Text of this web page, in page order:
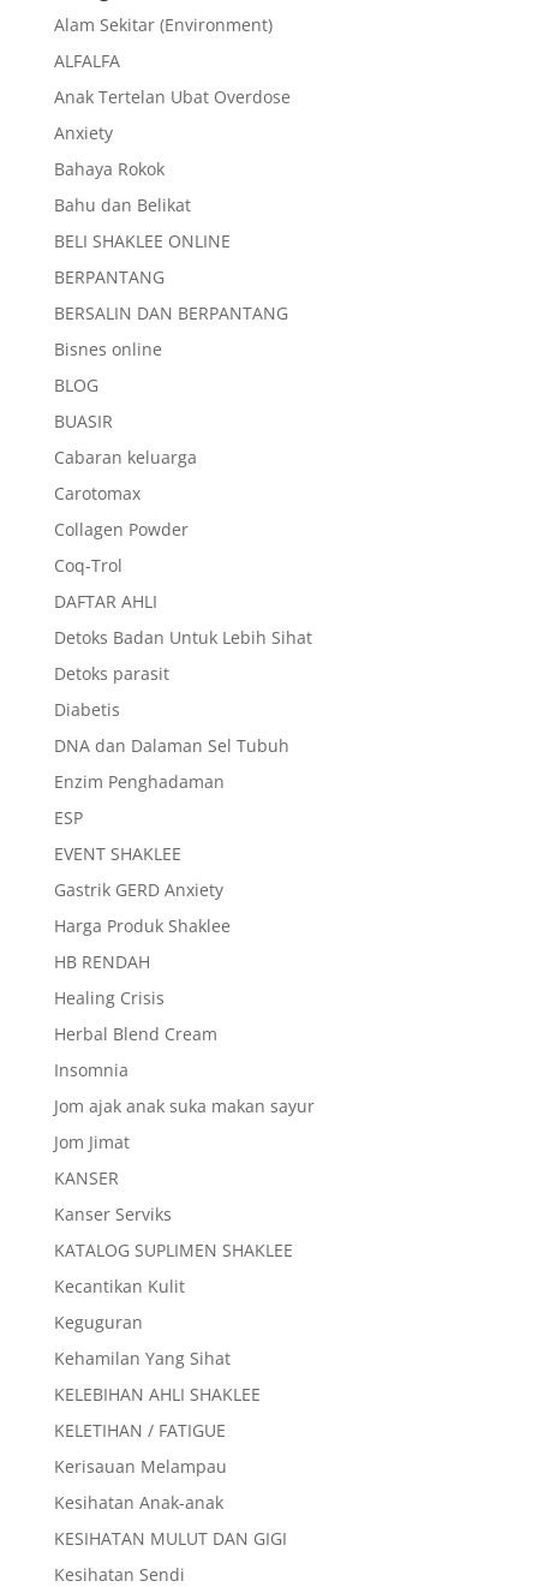
Alam Sekitar (Environment)
ALFALFA
Anak Tertelan Ubat Overdose
Anxiety
Bahaya Rokok
Bahu dan Belikat
BELI SHAKLEE ONLINE
BERPANTANG
BERSALIN DAN BERPANTANG
Bisnes online
BLOG
BUASIR
Cabaran keluarga
Carotomax
Collagen Powder
Coq-Trol
DAFTAR AHLI
Detoks Badan Untuk Lebih Sihat
Detoks parasit
Diabetis
DNA dan Dalaman Sel Tubuh
Enzim Penghadaman
ESP
EVENT SHAKLEE
Gastrik GERD Anxiety
Harga Produk Shaklee
HB RENDAH
Healing Crisis
Herbal Blend Cream
Insomnia
Jom ajak anak suka makan sayur
Jom Jimat
KANSER
Kanser Serviks
KATALOG SUPLIMEN SHAKLEE
Kecantikan Kulit
Keguguran
Kehamilan Yang Sihat
KELEBIHAN AHLI SHAKLEE
KELETIHAN / FATIGUE
Kerisauan Melampau
Kesihatan Anak-anak
KESIHATAN MULUT DAN GIGI
Kesihatan Sendi